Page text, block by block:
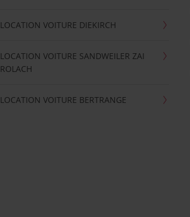
LOCATION VOITURE DIEKIRCH
LOCATION VOITURE SANDWEILER ZAI
ROLACH
LOCATION VOITURE BERTRANGE